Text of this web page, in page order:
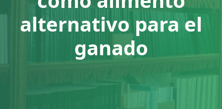
alternativo para el
ganado